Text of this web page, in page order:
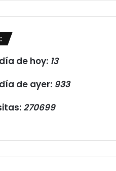
de hoy: 13
de ayer: 933
270699